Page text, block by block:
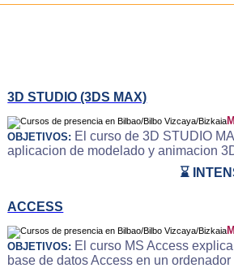
3D STUDIO (3DS MAX)
OBJETIVOS: El curso de 3D STUDIO
aplicacion de modelado y animacion
⌛
ACCESS
OBJETIVOS: El curso MS Access
base de datos Access en un